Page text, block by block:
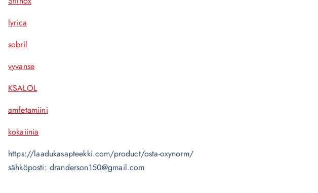
lyrica
sobril
vyvanse
KSALOL
amfetamiini
kokaiinia
https://laadukasapteekki.com/product/osta-oxynorm/
sähköposti: dranderson150@gmail.com